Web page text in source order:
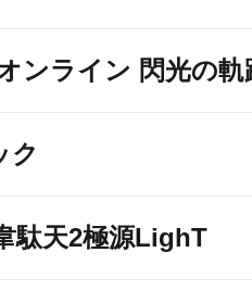
ンライン 閃光の軌
ク
駄天2極源LighT